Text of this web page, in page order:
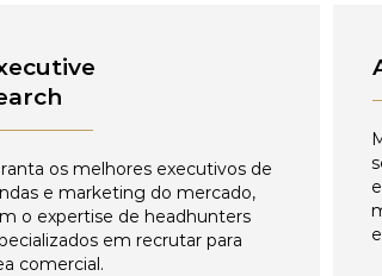
os melhores executivos de
e marketing do mercado,
o expertise de headhunters
em recrutar para
comercial.